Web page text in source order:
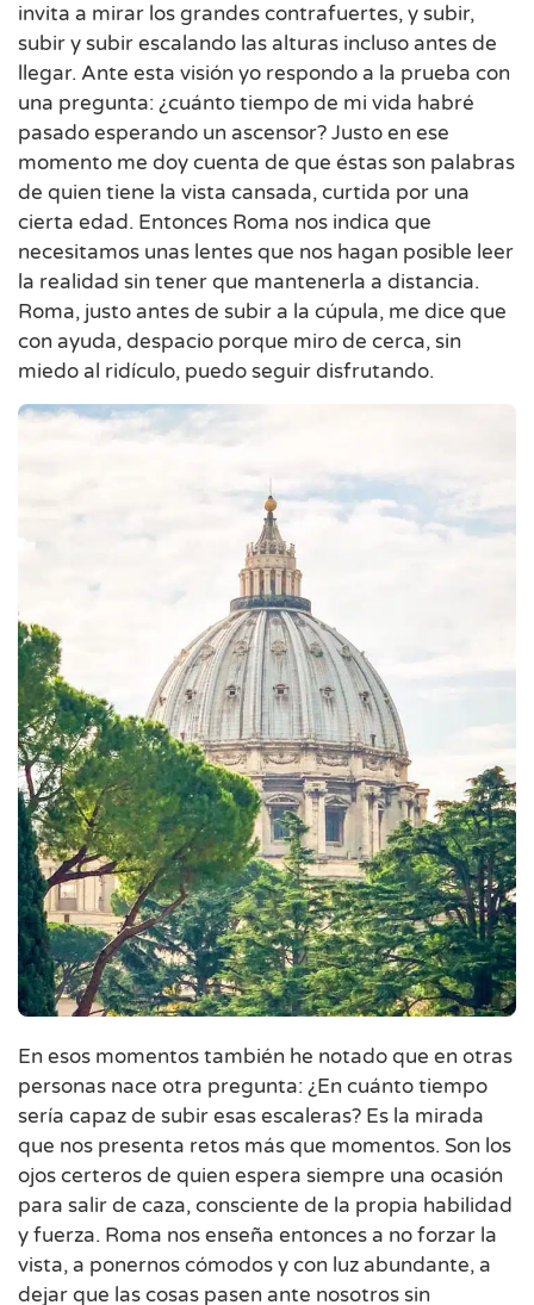
invita a mirar los grandes contrafuertes, y subir,
subir y subir escalando las alturas incluso antes de
llegar. Ante esta visión yo respondo a la prueba con
una pregunta: ¿cuánto tiempo de mi vida habré
pasado esperando un ascensor? Justo en ese
momento me doy cuenta de que éstas son palabras
de quien tiene la vista cansada, curtida por una
cierta edad. Entonces Roma nos indica que
necesitamos unas lentes que nos hagan posible leer
la realidad sin tener que mantenerla a distancia.
Roma, justo antes de subir a la cúpula, me dice que
con ayuda, despacio porque miro de cerca, sin
miedo al ridículo, puedo seguir disfrutando.
En esos momentos también he notado que en otras
personas nace otra pregunta: ¿En cuánto tiempo
sería capaz de subir esas escaleras? Es la mirada
que nos presenta retos más que momentos. Son los
ojos certeros de quien espera siempre una ocasión
para salir de caza, consciente de la propia habilidad
y fuerza. Roma nos enseña entonces a no forzar la
vista, a ponernos cómodos y con luz abundante, a
dejar que las cosas pasen ante nosotros sin